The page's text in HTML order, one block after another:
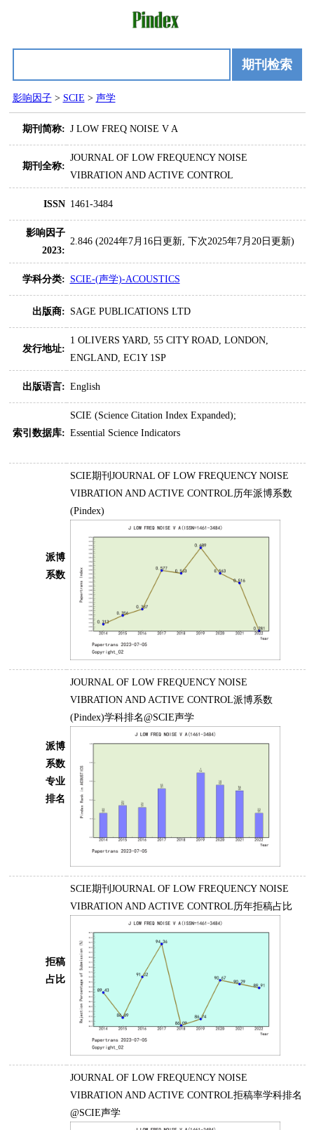
期刊检索
影响因子> SCIE > 声学
期刊简称: J LOW FREQ NOISE V A
期刊全称:
JOURNAL OF LOW FREQUENCY NOISE
VIBRATION AND ACTIVE CONTROL
ISSN 1461-3484
影响因子
2023:
2.846 (2024年7月16日更新, 下次2025年7月20日更新)
学科分类: SCIE-(声学)-ACOUSTICS
出版商: SAGE PUBLICATIONS LTD
发行地址:
1 OLIVERS YARD, 55 CITY ROAD, LONDON,
ENGLAND, EC1Y 1SP
出版语言: English
索引数据库:
SCIE (Science Citation Index Expanded);
Essential Science Indicators
派博
系数
SCIE期刊JOURNAL OF LOW FREQUENCY NOISE
VIBRATION AND ACTIVE CONTROL历年派博系数
(Pindex)
派博
系数
专业
排名
JOURNAL OF LOW FREQUENCY NOISE
VIBRATION AND ACTIVE CONTROL派博系数
(Pindex)学科排名@SCIE声学
拒稿
占比
SCIE期刊JOURNAL OF LOW FREQUENCY NOISE
VIBRATION AND ACTIVE CONTROL历年拒稿占比
JOURNAL OF LOW FREQUENCY NOISE
VIBRATION AND ACTIVE CONTROL拒稿率学科排名
@SCIE声学